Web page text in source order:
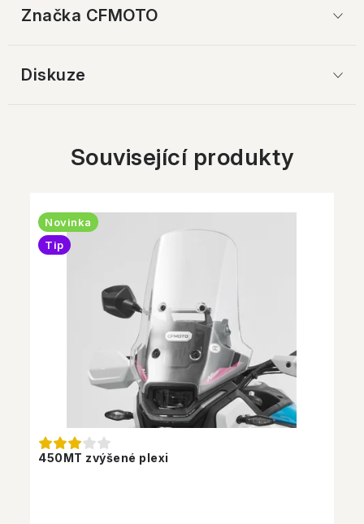
Značka CFMOTO
Diskuze
Související produkty
450MT zvýšené plexi
Novinka
Tip